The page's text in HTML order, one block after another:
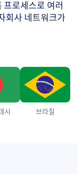
로세스로 여러
회사 네트워크가
시 브라질